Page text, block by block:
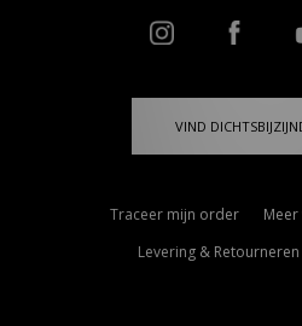
VIND
Traceer mijn order
Levering & Retourneren